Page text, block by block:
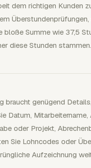
dem richtigen Kunden
bloße Summe wie 37,5
diese Stunden stammen.
braucht genügend
Datum,
oder Projekt,
Sie Lohncodes oder
Aufzeichnung